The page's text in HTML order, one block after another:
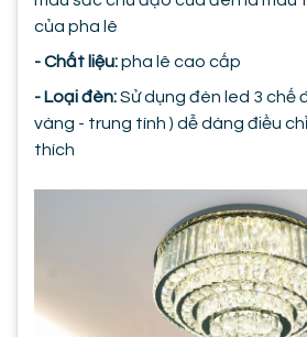
của pha lê
- Chất liệu:pha lê cao cấp
- Loại đèn:Sử dụng đèn led 3 chế
vàng - trung tính ) dễ dàng điều
thích